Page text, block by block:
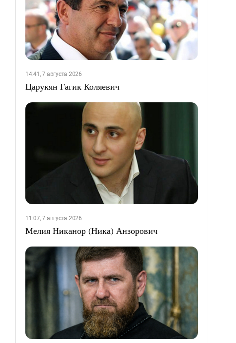
14:41, 7 августа 2026
Царукян Гагик Коляевич
11:07, 7 августа 2026
Мелия Никанор (Ника) Анзорович